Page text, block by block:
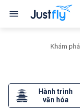
Khám phá
Hành trình
văn hóa